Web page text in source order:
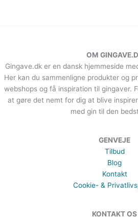
OM
Gingave.dk er en dansk hjemmeside
Her kan du sammenligne produkter og
webshops og få inspiration til gingaver.
at gøre det nemt for dig at blive
med gin til den
GENVEJE
Tilbud
Blog
Kontakt
Cookie- &
KONTAKT OS